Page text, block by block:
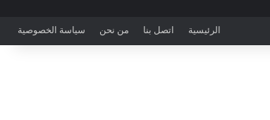
الرئيسية اتصل بنا من نحن سياسة الخصوصية